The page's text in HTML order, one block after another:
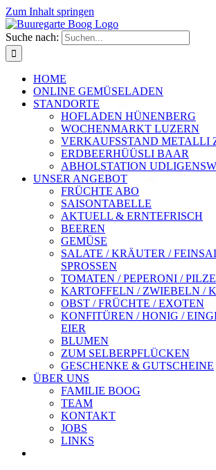
Zum Inhalt springen
Suche nach:
HOME
ONLINE GEMÜSELADEN
STANDORTE
HOFLADEN HÜNENBERG
WOCHENMARKT LUZERN
VERKAUFSSTAND METALLI
ERDBEERHÜÜSLI BAAR
ABHOLSTATION
UNSER ANGEBOT
FRÜCHTE ABO
SAISONTABELLE
AKTUELL & ERNTEFRISCH
BEEREN
GEMÜSE
SALATE / KRÄUTER /
SPROSSEN
TOMATEN / PEPERONI / PILZE
KARTOFFELN / ZWIEBELN /
OBST / FRÜCHTE / EXOTEN
KONFITÜREN / HONIG /
EIER
BLUMEN
ZUM SELBERPFLÜCKEN
GESCHENKE & GUTSCHEINE
ÜBER UNS
FAMILIE BOOG
TEAM
KONTAKT
JOBS
LINKS